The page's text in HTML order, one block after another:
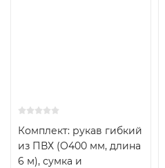
Комплект: рукав гибкий
из ПВХ (O400 мм, длина
6 м), сумка и